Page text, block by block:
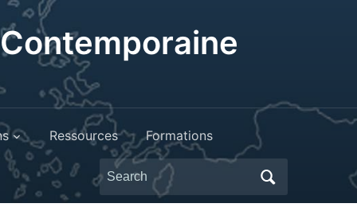
Ressources Formations
Search
for: